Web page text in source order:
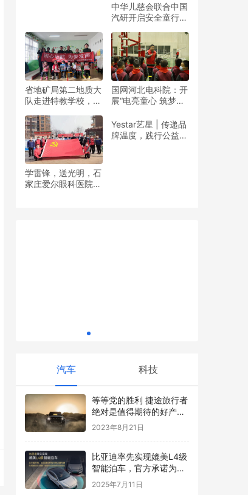
中华儿慈会联合中国
汽研开启安全童行公
省地矿局第二地质大
队走进特教学校，暖
国网河北电科院：开
展“电亮童心 筑梦未
学雷锋，送光明，石
家庄爱尔眼科医院党
Yestar艺星 | 传递品
牌温度，践行公益之
汽车 科技
等等党的胜利 捷途旅行者
绝对是值得期待的好产
品！
2023年8月21日
比亚迪率先实现媲美L4级
智能泊车，官方承诺为安
全兜底
2025年7月11日